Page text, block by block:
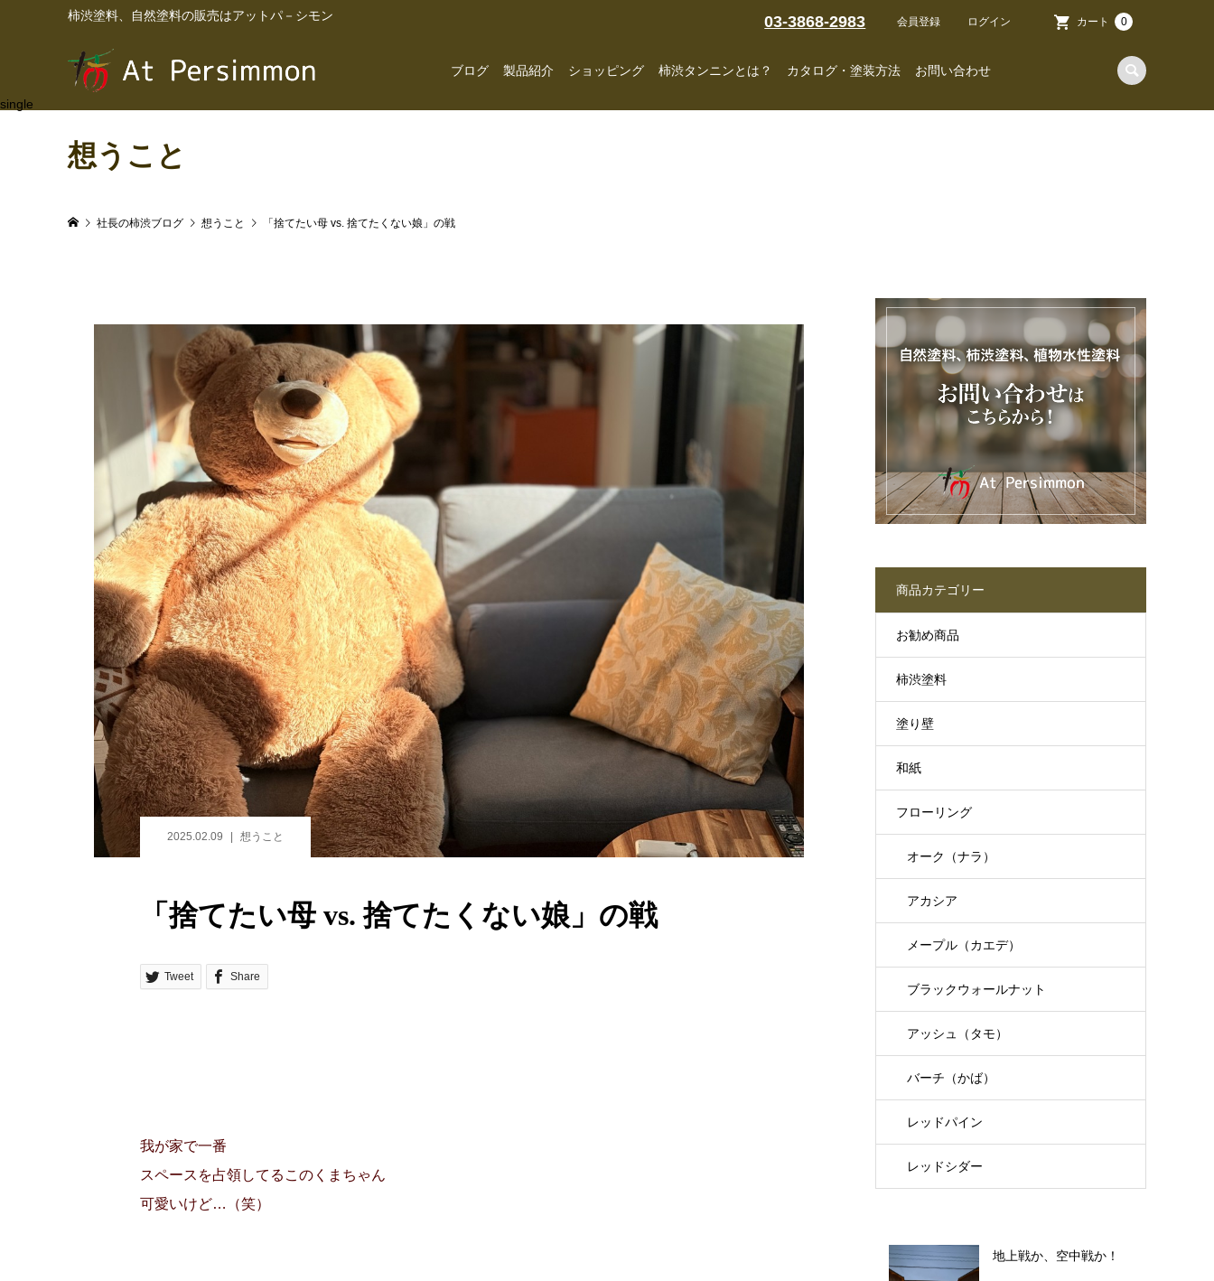
柿渋塗料、自然塗料の販売はアットパ－シモン 03-3868-2983 会員登録 ログイン カート 0
ブログ 製品紹介 ショッピング 柿渋タンニンとは？ カタログ・塗装方法 お問い合わせ
single
想うこと
社長の柿渋ブログ 想うこと 「捨てたい母 vs. 捨てたくない娘」の戦
2025.02.09 想うこと
「捨てたい母 vs. 捨てたくない娘」の戦
Tweet Share
我が家で一番
スペースを占領してるこのくまちゃん
可愛いけど…（笑）
商品カテゴリー
お勧め商品
柿渋塗料
塗り壁
和紙
フローリング
オーク（ナラ）
アカシア
メープル（カエデ）
ブラックウォールナット
アッシュ（タモ）
バーチ（かば）
レッドパイン
レッドシダー
地上戦か、空中戦か！